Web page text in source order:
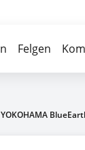
Felgen
YOKOHAMA